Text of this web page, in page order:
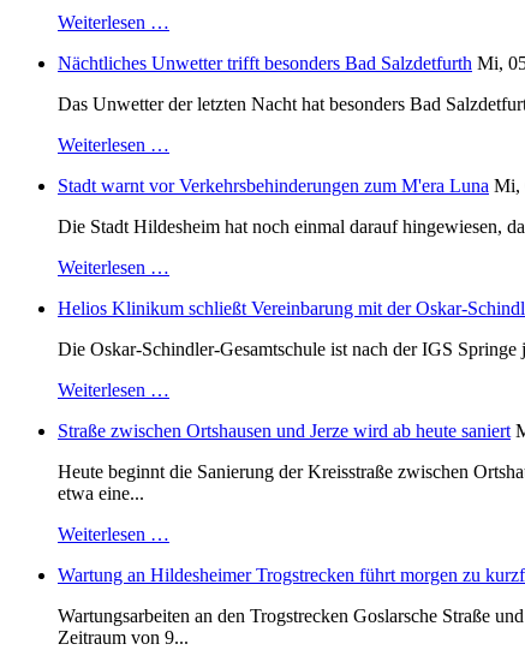
Weiterlesen …
Nächtliches Unwetter trifft besonders Bad Salzdetfurth Mi,
Das Unwetter der letzten Nacht hat besonders Bad
Weiterlesen …
Stadt warnt vor Verkehrsbehinderungen zum M'era Luna Mi,
Die Stadt Hildesheim hat noch einmal darauf hingewiesen,
Weiterlesen …
Helios Klinikum schließt Vereinbarung mit der Oskar-
Die Oskar-Schindler-Gesamtschule ist nach der IGS
Weiterlesen …
Straße zwischen Ortshausen und Jerze wird ab heute saniert
Heute beginnt die Sanierung der Kreisstraße zwischen
etwa eine...
Weiterlesen …
Wartung an Hildesheimer Trogstrecken führt morgen zu
Wartungsarbeiten an den Trogstrecken Goslarsche Straße
Zeitraum von 9...